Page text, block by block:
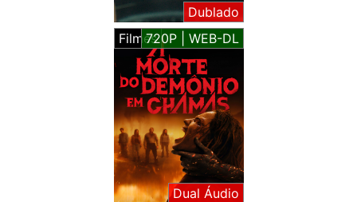
Dublado
Filmes720P | WEB-DL
Dual Áudio